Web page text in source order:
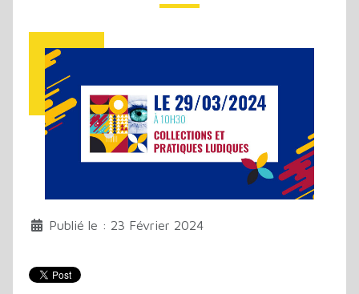
Publié le : 23 Février 2024